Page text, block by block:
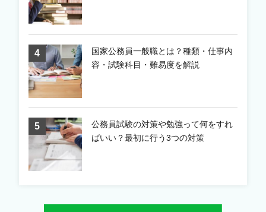
国家公務員一般職とは？種類・仕事内
容・試験科目・難易度を解説
公務員試験の対策や勉強って何をすれ
ばいい？最初に行う3つの対策